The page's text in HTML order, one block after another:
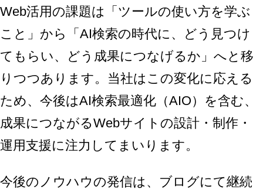
Web活用の課題は「ツールの使い方を学ぶ
こと」から「AI検索の時代に、どう見つけ
てもらい、どう成果につなげるか」へと移
りつつあります。当社はこの変化に応える
ため、今後はAI検索最適化（AIO）を含む、
成果につながるWebサイトの設計・制作・
運用支援に注力してまいります。
今後のノウハウの発信は、 ブログにて継続